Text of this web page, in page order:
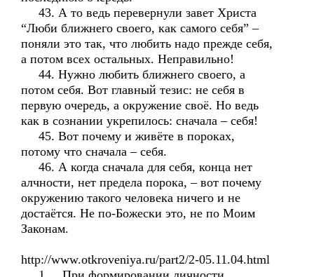
43. А то ведь перевернули завет Христа
“Люби ближнего своего, как самого себя” –
поняли это так, что любить надо прежде себя,
а потом всех остальных. Неправильно!
44. Нужно любить ближнего своего, а
потом себя. Вот главный тезис: не себя в
первую очередь, а окружение своё. Но ведь
как в сознании укрепилось: сначала – себя!
45. Вот почему и живёте в пороках,
потому что сначала – себя.
46. А когда сначала для себя, конца нет
алчности, нет предела порока, – вот почему
окружению такого человека ничего и не
достаётся. Не по-Божески это, не по Моим
Законам.
http://www.otkroveniya.ru/part2/2-05.11.04.html